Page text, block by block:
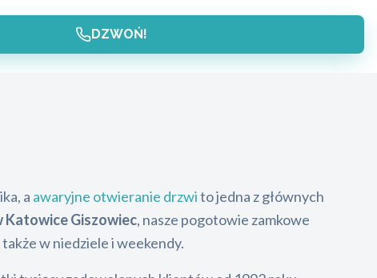
DZWOŃ!
a awaryjne otwieranie drzwito jedna z głównych
Katowice Giszowiec, nasze pogotowie zamkowe
w niedziele i weekendy.